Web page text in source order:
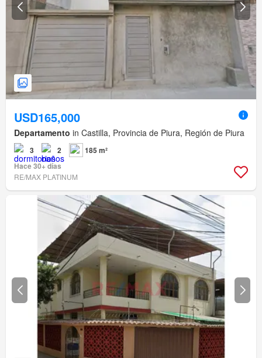
USD165,000
Departamento in Castilla, Provincia de Piura, Región de Piura
3 2
185 m²
Hace 30+ días
RE/MAX PLATINUM